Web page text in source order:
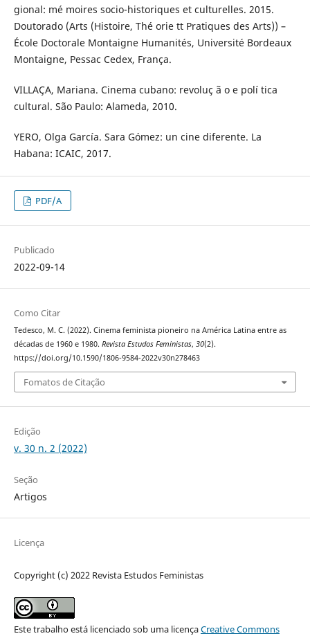
gional: mé moires socio-historiques et culturelles. 2015.
Doutorado (Arts (Histoire, Thé orie tt Pratiques des Arts)) –
École Doctorale Montaigne Humanités, Université Bordeaux
Montaigne, Pessac Cedex, França.
VILLAÇA, Mariana. Cinema cubano: revoluç ã o e polí tica
cultural. São Paulo: Alameda, 2010.
YERO, Olga García. Sara Gómez: un cine diferente. La
Habana: ICAIC, 2017.
PDF/A
Publicado
2022-09-14
Como Citar
Tedesco, M. C. (2022). Cinema feminista pioneiro na América Latina entre as
décadas de 1960 e 1980. Revista Estudos Feministas, 30(2).
https://doi.org/10.1590/1806-9584-2022v30n278463
Fomatos de Citação
Edição
v. 30 n. 2 (2022)
Seção
Artigos
Licença
Copyright (c) 2022 Revista Estudos Feministas
Este trabalho está licenciado sob uma licençaCreative Commons